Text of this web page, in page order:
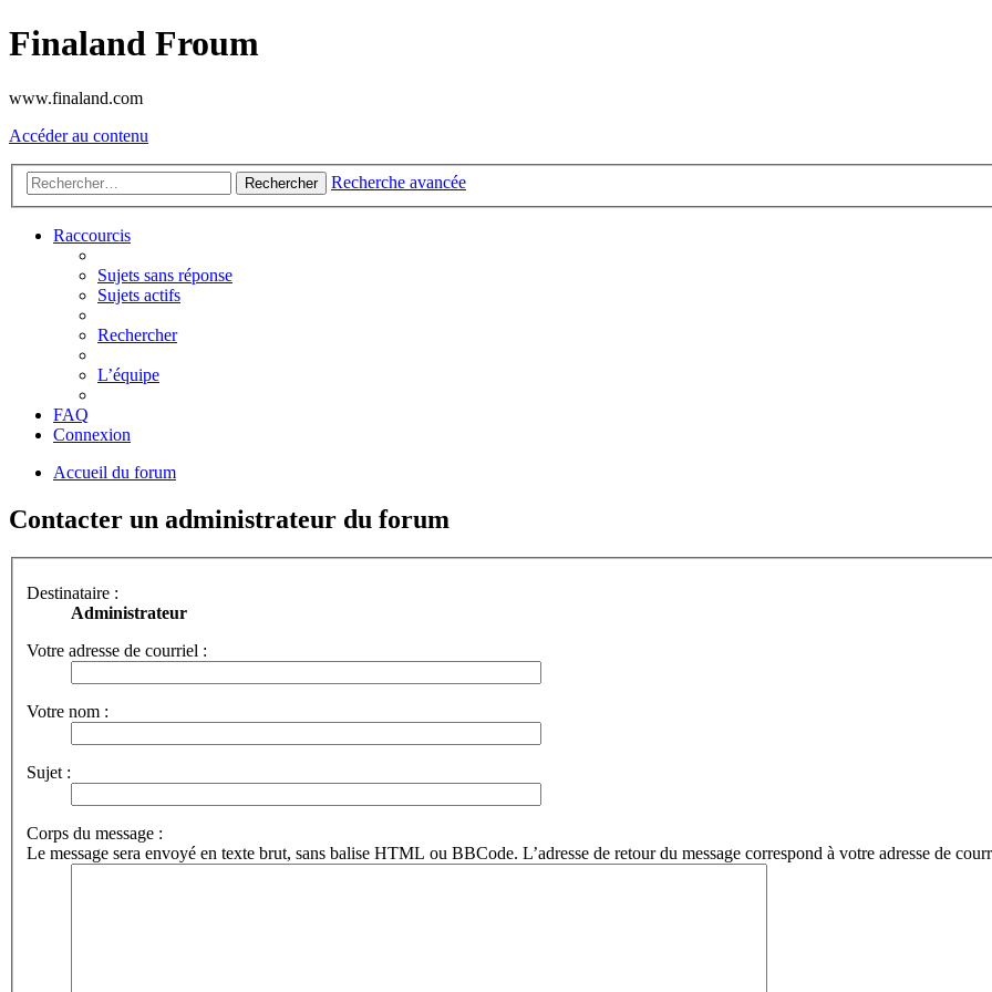
Finaland Froum
www.finaland.com
Accéder au contenu
Rechercher Recherche avancée
Raccourcis
Sujets sans réponse
Sujets actifs
Rechercher
L’équipe
FAQ
Connexion
Accueil du forum
Contacter un administrateur du forum
Destinataire :
Administrateur
Votre adresse de courriel :
Votre nom :
Sujet :
Corps du message :
Le message sera envoyé en texte brut, sans balise HTML ou BBCode. L’adresse de retour du message correspond à votre adresse de